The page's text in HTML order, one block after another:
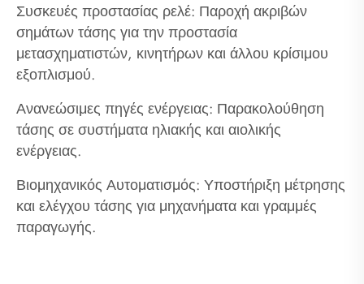
Συσκευές προστασίας ρελέ: Παροχή ακριβών
σημάτων τάσης για την προστασία
μετασχηματιστών, κινητήρων και άλλου κρίσιμου
εξοπλισμού.
Ανανεώσιμες πηγές ενέργειας: Παρακολούθηση
τάσης σε συστήματα ηλιακής και αιολικής
ενέργειας.
Βιομηχανικός Αυτοματισμός: Υποστήριξη μέτρησης
και ελέγχου τάσης για μηχανήματα και γραμμές
παραγωγής.